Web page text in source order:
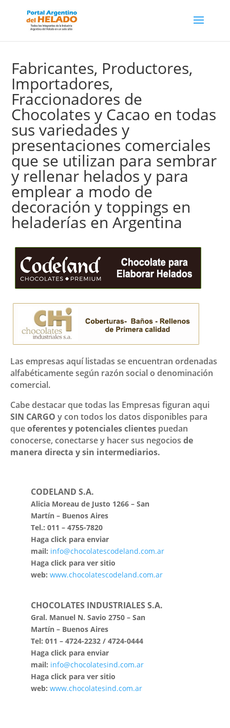
Fabricantes, Productores,
Importadores,
Fraccionadores de
Chocolates y Cacao en todas
sus variedades y
presentaciones comerciales
que se utilizan para sembrar
y rellenar helados y para
emplear a modo de
decoración y toppings en
heladerías en Argentina
Las empresas aquí listadas se encuentran ordenadas
alfabéticamente según razón social o denominación
comercial.
Cabe destacar que todas las Empresas figuran aqui
SIN CARGO y con todos los datos disponibles para
queoferentes y potenciales clientes puedan
conocerse, conectarse y hacer sus negociosde
manera directa y sin intermediarios.
CODELAND S.A.
Alicia Moreau de Justo 1266 – San
Martín – Buenos Aires
Tel.: 011 – 4755-7820
Haga click para enviar
mail: info@chocolatescodeland.com.ar
Haga click para ver sitio
web: www.chocolatescodeland.com.ar
CHOCOLATES INDUSTRIALES S.A.
Gral. Manuel N. Savio 2750 – San
Martín – Buenos Aires
Tel: 011 – 4724-2232 / 4724-0444
Haga click para enviar
mail: info@chocolatesind.com.ar
Haga click para ver sitio
web: www.chocolatesind.com.ar